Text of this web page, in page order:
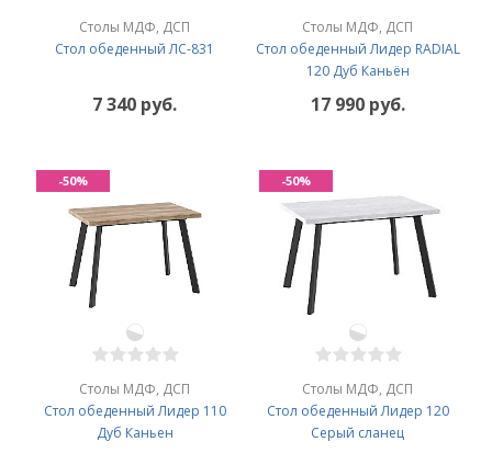
Столы МДФ, ДСП
Стол обеденный ЛС-831
7 340 руб.
Столы МДФ, ДСП
Стол обеденный Лидер RADIAL
120 Дуб Каньён
17 990 руб.
Столы МДФ, ДСП
Стол обеденный Лидер 110
Дуб Каньен
-50%
Столы МДФ, ДСП
Стол обеденный Лидер 120
Серый сланец
-50%